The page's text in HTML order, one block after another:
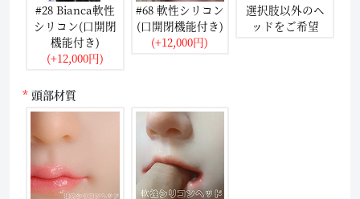
#28 Bianca軟性
シリコン(口開閉
機能付き)
(+12,000円)
#68 軟性シリコン
(口開閉機能付き)
(+12,000円)
選択肢以外のヘ
ッドをご希望
頭部材質